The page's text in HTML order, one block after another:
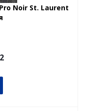
Noir St. Laurent